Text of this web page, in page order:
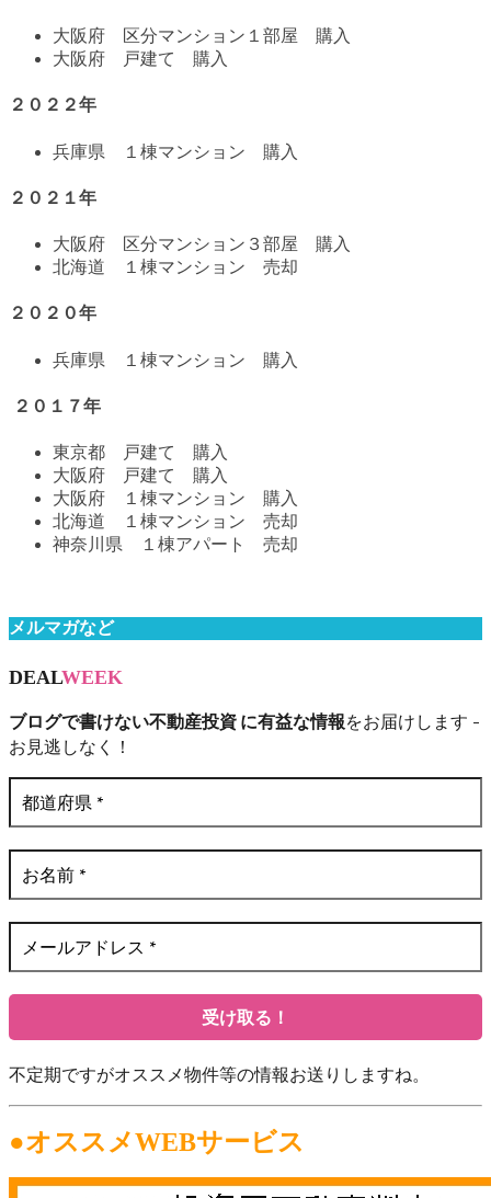
大阪府 区分マンション１部屋 購入
大阪府 戸建て 購入
２０２２年
兵庫県 １棟マンション 購入
２０２１年
大阪府 区分マンション３部屋 購入
北海道 １棟マンション 売却
２０２０年
兵庫県 １棟マンション 購入
２０１７年
東京都 戸建て 購入
大阪府 戸建て 購入
大阪府 １棟マンション 購入
北海道 １棟マンション 売却
神奈川県 １棟アパート 売却
メルマガなど
DEALWEEK
ブログで書けない不動産投資 に有益な情報をお届けします -
お見逃しなく！
不定期ですがオススメ物件等の情報お送りしますね。
●オススメWEBサービス